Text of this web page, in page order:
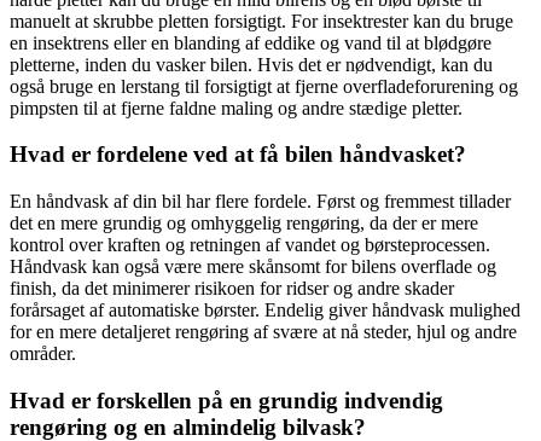
manuelt at skrubbe pletten forsigtigt. For insektrester kan du bruge
en insektrens eller en blanding af eddike og vand til at blødgøre
pletterne, inden du vasker bilen. Hvis det er nødvendigt, kan du
også bruge en lerstang til forsigtigt at fjerne overfladeforurening og
pimpsten til at fjerne faldne maling og andre stædige pletter.
Hvad er fordelene ved at få bilen håndvasket?
En håndvask af din bil har flere fordele. Først og fremmest tillader
det en mere grundig og omhyggelig rengøring, da der er mere
kontrol over kraften og retningen af vandet og børsteprocessen.
Håndvask kan også være mere skånsomt for bilens overflade og
finish, da det minimerer risikoen for ridser og andre skader
forårsaget af automatiske børster. Endelig giver håndvask mulighed
for en mere detaljeret rengøring af svære at nå steder, hjul og andre
områder.
Hvad er forskellen på en grundig indvendig
rengøring og en almindelig bilvask?